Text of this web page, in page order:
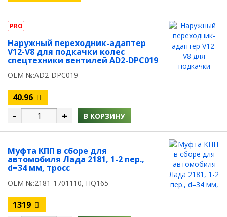
PRO
Наружный переходник-адаптер
V12-V8 для подкачки колес
спецтехники вентилей AD2-DPC019
OEM №:AD2-DPC019
40.96
- + В КОРЗИНУ
Муфта КПП в сборе для
автомобиля Лада 2181, 1-2 пер.,
d=34 мм, тросc
OEM №:2181-1701110, HQ165
1319